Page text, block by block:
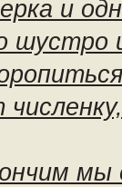
и
шустро
мы